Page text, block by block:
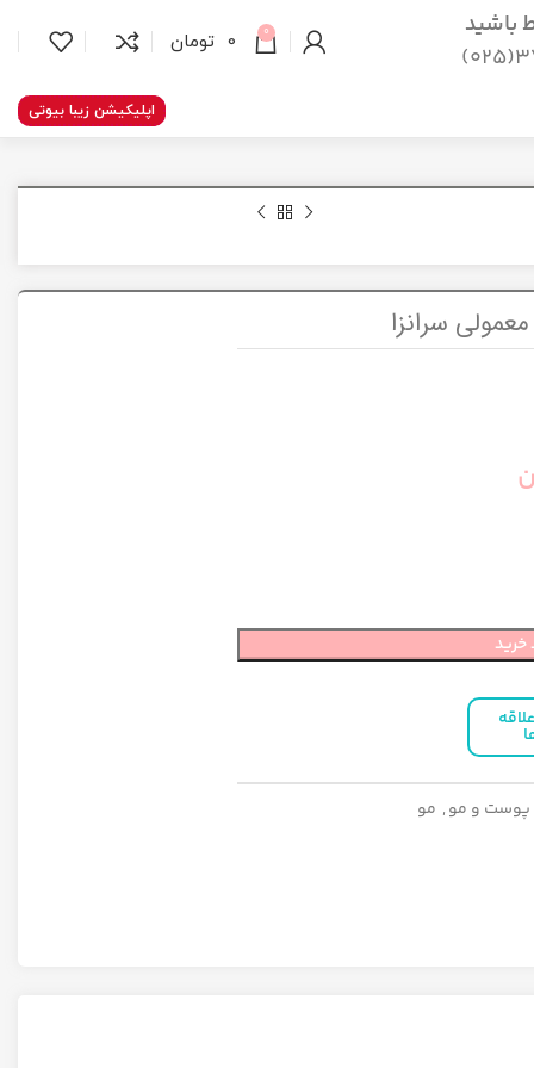
باشید
0
0 تومان
اپلیکیشن زیبا بیوتی
سرانزا
پوست و مو, مو